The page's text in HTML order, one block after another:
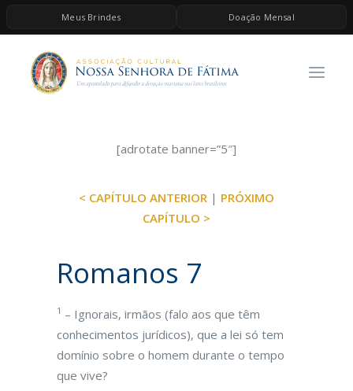
Meus Brindes Doação Mensal
HOME
A ASSOCIAÇÃO
ESPIRITUALIDADE
BRINDES
[adrotate banner=”5″]
< CAPÍTULO ANTERIOR | PRÓXIMO
CAPÍTULO >
Romanos 7
1 – Ignorais, irmãos (falo aos que têm
conhecimentos jurídicos), que a lei só tem
domínio sobre o homem durante o tempo
que vive?